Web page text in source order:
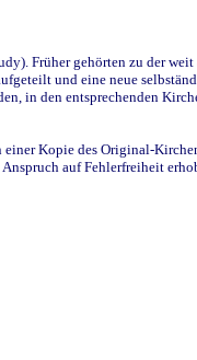
Früher gehörten zu der
und eine neue
in den entsprechenden
Kopie des Original-
auf Fehlerfreiheit